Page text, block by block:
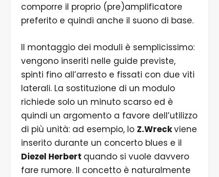
comporre il proprio (pre)amplificatore
preferito e quindi anche il suono di base.
Il montaggio dei moduli è semplicissimo:
vengono inseriti nelle guide previste,
spinti fino all’arresto e fissati con due viti
laterali. La sostituzione di un modulo
richiede solo un minuto scarso ed è
quindi un argomento a favore dell’utilizzo
di più unità: ad esempio, lo Z.Wreckviene
inserito durante un concerto blues e il
Diezel Herbert quando si vuole davvero
fare rumore. Il concetto è naturalmente